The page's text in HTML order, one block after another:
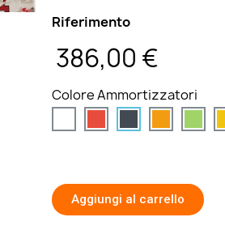
Riferimento
386,00 €
Colore Ammortizzatori
Aggiungi al carrello